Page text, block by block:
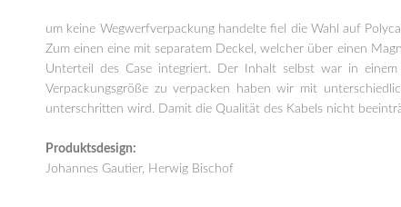
um keine Wegwerfverpackung handelte fiel die Wahl auf
Zum einen eine mit separatem Deckel, welcher über einen
Unterteil des Case integriert. Der Inhalt selbst war in einem
Verpackungsgröße zu verpacken haben wir mit
unterschritten wird. Damit die Qualität des Kabels nicht
Produktsdesign:
Johannes Gautier, Herwig Bischof